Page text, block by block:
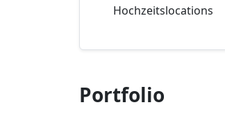
Hochzeitslocations
Portfolio